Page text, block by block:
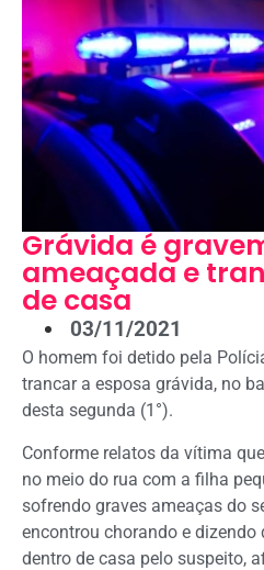
Grávida é
ameaçada e
de casa
03/11/2021
O homem foi detido pela
trancar a esposa grávida, no
desta segunda (1°).
Conforme relatos da vítima
no meio do rua com a filha
sofrendo graves ameaças do
encontrou chorando e dizendo
dentro de casa pelo suspeito,